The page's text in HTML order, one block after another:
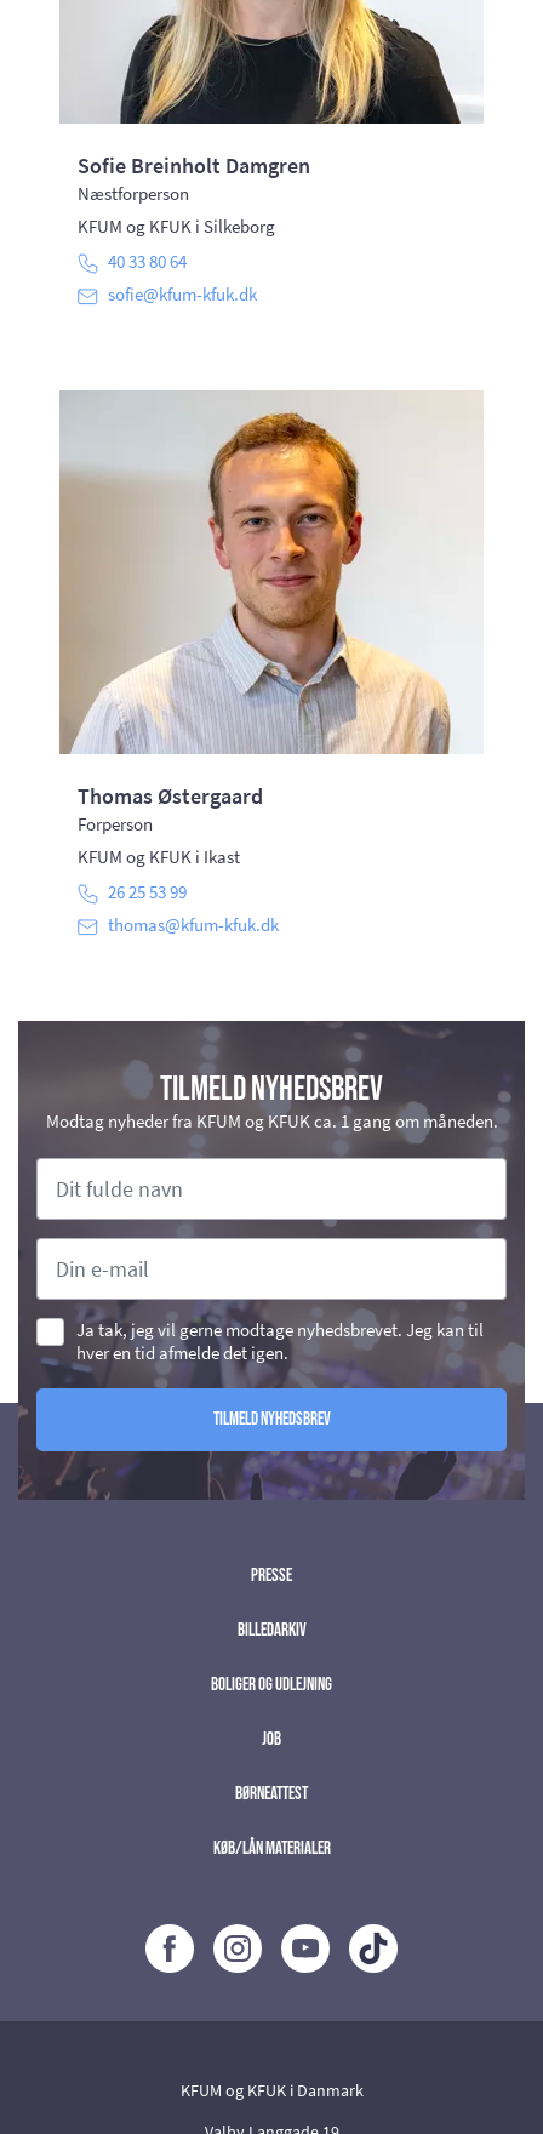
Sofie Breinholt Damgren
Næstforperson
KFUM og KFUK i Silkeborg
40 33 80 64
sofie@kfum-kfuk.dk
Thomas Østergaard
Forperson
KFUM og KFUK i Ikast
26 25 53 99
thomas@kfum-kfuk.dk
Tilmeld nyhedsbrev
Modtag nyheder fra KFUM og KFUK ca. 1 gang om måneden.
Ja tak, jeg vil gerne modtage nyhedsbrevet. Jeg kan til
hver en tid afmelde det igen.
Tilmeld nyhedsbrev
Presse
Billedarkiv
Boliger og udlejning
Job
Børneattest
Køb/lån materialer
KFUM og KFUK i Danmark